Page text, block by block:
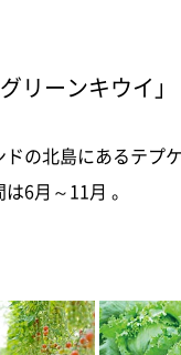
リーンキウイ」
ドの北島にあるテプ
6月～11月 。